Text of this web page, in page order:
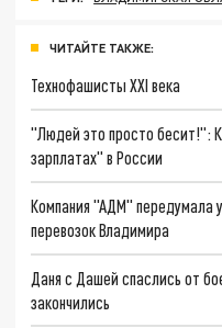
ЧИТАЙТЕ ТАКЖЕ:
Технофашисты XXI века
"Людей это просто бесит!":
зарплатах" в России
Компания "АДМ" передумала
перевозок Владимира
Даня с Дашей спаслись от
закончились